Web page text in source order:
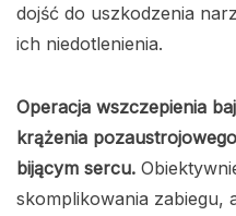
dojść do uszkodzenia
ich niedotlenienia.
Operacja wszczepienia
krążenia
bijącym sercu.
skomplikowania zabiegu,